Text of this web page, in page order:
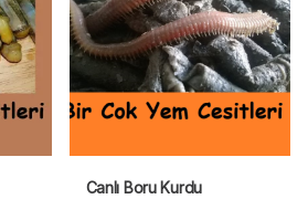
Canlı Boru Kurdu